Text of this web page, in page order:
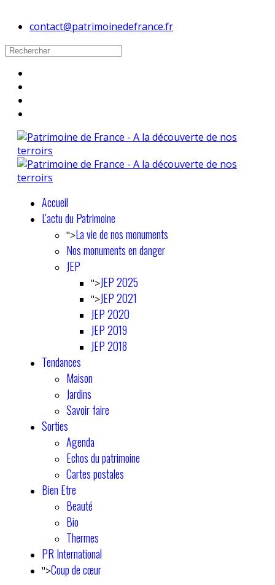
contact@patrimoinedefrance.fr
Accueil
L'actu du Patrimoine
">La vie de nos monuments
Nos monuments en danger
JEP
">JEP 2025
">JEP 2021
JEP 2020
JEP 2019
JEP 2018
Tendances
Maison
Jardins
Savoir faire
Sorties
Agenda
Echos du patrimoine
Cartes postales
Bien Etre
Beauté
Bio
Thermes
PR International
">Coup de cœur